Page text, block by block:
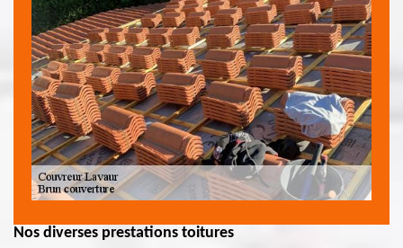
Nos diverses prestations toitures